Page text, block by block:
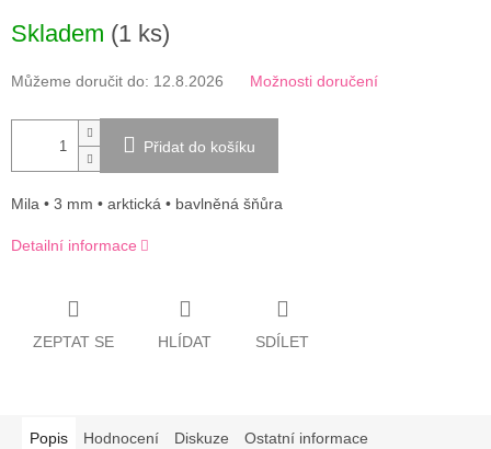
cena:
Skladem (1 ks)
Můžeme doručit do: 12.8.2026 Možnosti doručení
Přidat do košíku
Mila • 3 mm • arktická • bavlněná šňůra
Detailní informace
ZEPTAT SE HLÍDAT SDÍLET
Popis Hodnocení Diskuze Ostatní informace